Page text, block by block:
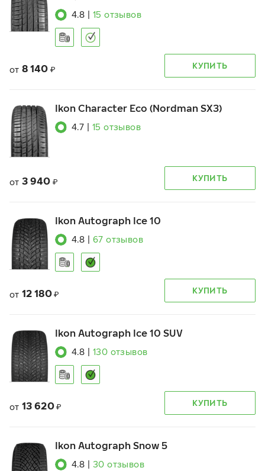
4.8 15 отзывов
от 8 140 ₽ КУПИТЬ
Ikon Character Eco (Nordman SX3)
4.7 15 отзывов
от 3 940 ₽ КУПИТЬ
Ikon Autograph Ice 10
4.8 67 отзывов
от 12 180 ₽ КУПИТЬ
Ikon Autograph Ice 10 SUV
4.8 130 отзывов
от 13 620 ₽ КУПИТЬ
Ikon Autograph Snow 5
4.8 30 отзывов